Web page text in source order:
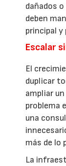
dañados
deben
principal y
Escalar
El
duplicar
ampliar
problema
una
más de lo
La